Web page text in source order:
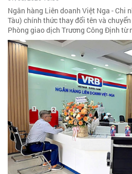
Ngân hàng Liên doanh Việt Nga - Chi
Tàu) chính thức thay đổi tên và
Phòng giao dịch Trương Công Định từ